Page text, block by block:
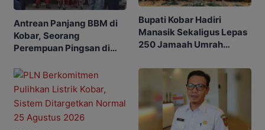
Antrean Panjang BBM di
Kobar, Seorang
Perempuan Pingsan di
Bupati Kobar Hadiri
Manasik Sekaligus Lepas
250 Jamaah Umrah